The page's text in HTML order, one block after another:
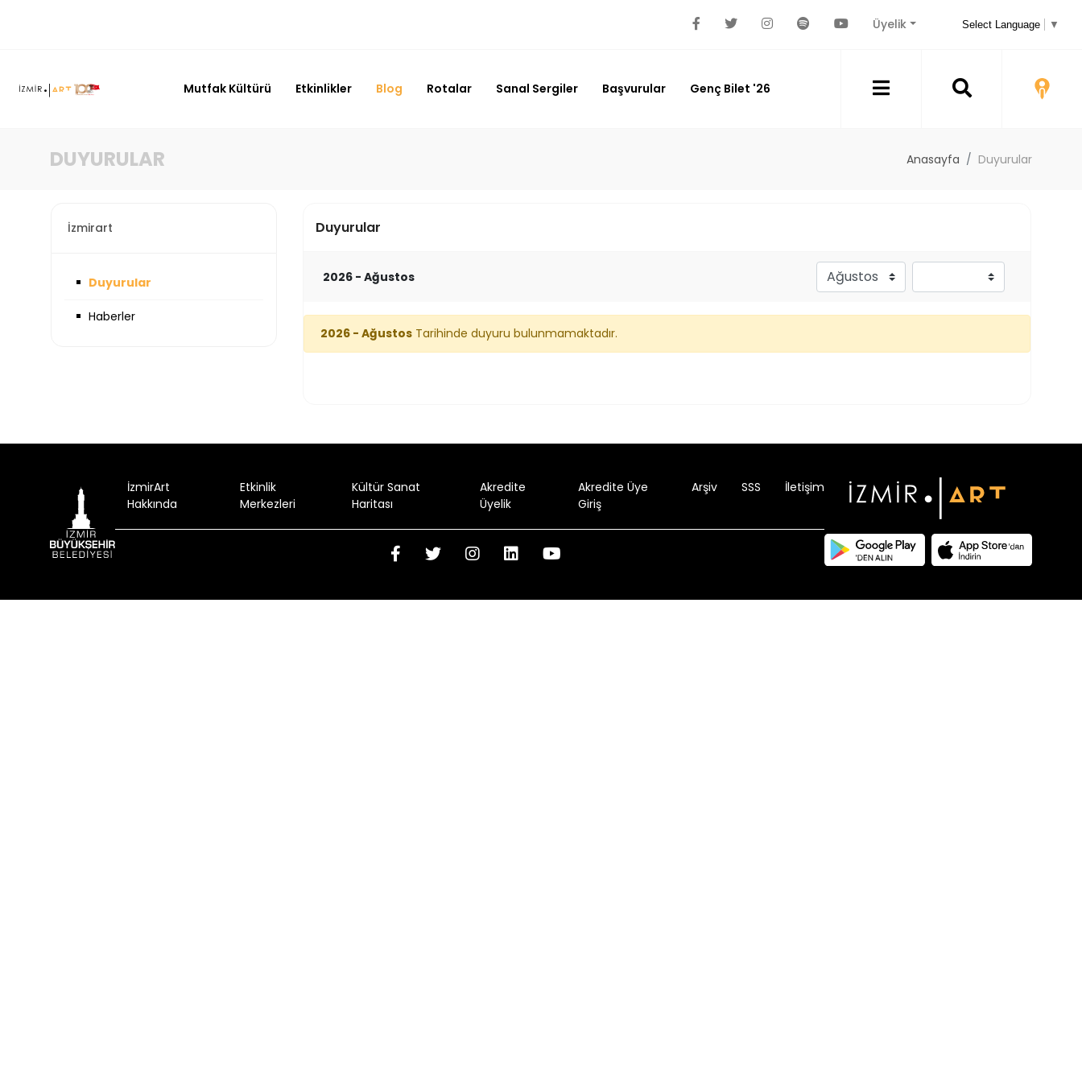
Üyelik Select Language ▼
Mutfak Kültürü Etkinlikler Blog Rotalar Sanal Sergiler Başvurular Genç Bilet '26
DUYURULAR Anasayfa Duyurular
İzmirart
Duyurular
Haberler
Duyurular
2026 - Ağustos
2026 - AğustosTarihinde duyuru bulunmamaktadır.
İzmirArt
Hakkında
Etkinlik
Merkezleri
Kültür Sanat
Haritası
Akredite
Üyelik
Akredite Üye
Giriş
Arşiv SSS İletişim